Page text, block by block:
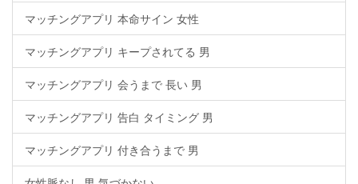
マッチングアプリ 本命サイン 女性
マッチングアプリ キープされてる 男
マッチングアプリ 会うまで 長い 男
マッチングアプリ 告白 タイミング 男
マッチングアプリ 付き合うまで 男